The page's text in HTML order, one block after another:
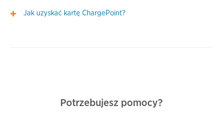
Jak uzyskać kartę ChargePoint?
Potrzebujesz pomocy?